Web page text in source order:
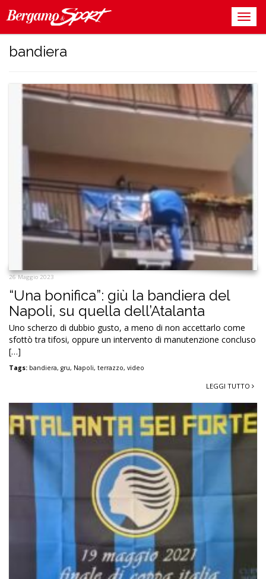
bandiera
26 Maggio 2023
“Una bonifica”: giù la bandiera del
Napoli, su quella dell’Atalanta
Uno scherzo di dubbio gusto, a meno di non accettarlo come
sfottò tra tifosi, oppure un intervento di manutenzione concluso
[…]
Tags: bandiera, gru, Napoli, terrazzo, video
LEGGI TUTTO